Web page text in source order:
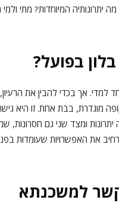
יתרונותיה המיוחדות? מתי
בפועל?
למדי. אך בכדי להבין את
מוגדרת, בבת אחת. זו היא
יתרונות ומצד שני גם חסרונות,
את האפשרויות שעומדות
למשכנתא